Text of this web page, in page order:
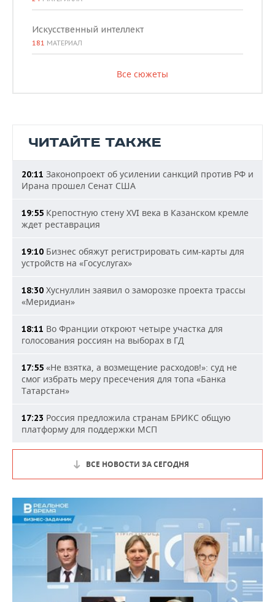
Искусственный интеллект
181 МАТЕРИАЛ
Все сюжеты
ЧИТАЙТЕ ТАКЖЕ
20:11 Законопроект об усилении санкций против РФ и
Ирана прошел Сенат США
19:55 Крепостную стену XVI века в Казанском кремле
ждет реставрация
19:10 Бизнес обяжут регистрировать сим-карты для
устройств на «Госуслугах»
18:30 Хуснуллин заявил о заморозке проекта трассы
«Меридиан»
18:11 Во Франции откроют четыре участка для
голосования россиян на выборах в ГД
17:55 «Не взятка, а возмещение расходов!»: суд не
смог избрать меру пресечения для топа «Банка
Татарстан»
17:23 Россия предложила странам БРИКС общую
платформу для поддержки МСП
ВСЕ НОВОСТИ ЗА СЕГОДНЯ